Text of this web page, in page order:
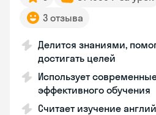
3 отзыва
Делится знаниями,
достигать целей
Использует
эффективного обучения
Считает изучение